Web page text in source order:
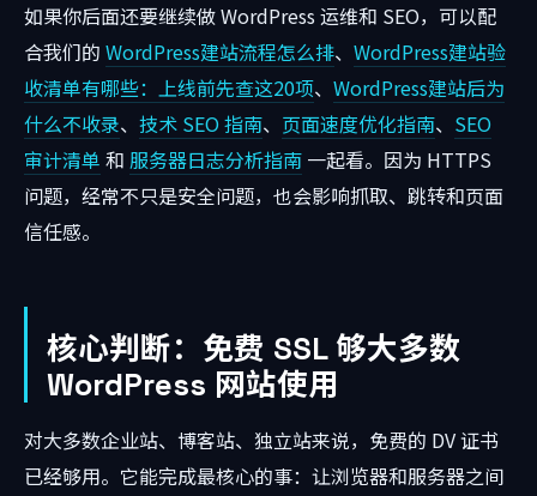
如果你后面还要继续做 WordPress 运维和 SEO，可以配
合我们的 WordPress建站流程怎么排、 WordPress建站验
收清单有哪些：上线前先查这20项、 WordPress建站后为
什么不收录、 技术 SEO 指南、 页面速度优化指南、 SEO
审计清单 和 服务器日志分析指南 一起看。因为 HTTPS
问题，经常不只是安全问题，也会影响抓取、跳转和页面
信任感。
核心判断：免费 SSL 够大多数
WordPress 网站使用
对大多数企业站、博客站、独立站来说，免费的 DV 证书
已经够用。它能完成最核心的事：让浏览器和服务器之间